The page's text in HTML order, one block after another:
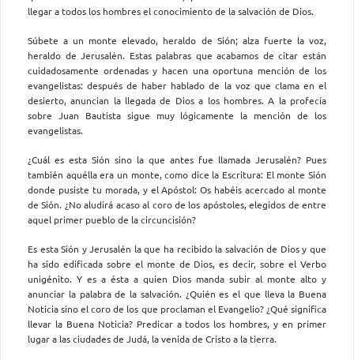
llegar a todos los hombres el conocimiento de la salvación de Dios.
Súbete a un monte elevado, heraldo de Sión; alza fuerte la voz,
heraldo de Jerusalén. Estas palabras que acabamos de citar están
cuidadosamente ordenadas y hacen una oportuna mención de los
evangelistas: después de haber hablado de la voz que clama en el
desierto, anuncian la llegada de Dios a los hombres. A la profecía
sobre Juan Bautista sigue muy lógicamente la mención de los
evangelistas.
¿Cuál es esta Sión sino la que antes fue llamada Jerusalén? Pues
también aquélla era un monte, como dice la Escritura: El monte Sión
donde pusiste tu morada, y el Apóstol: Os habéis acercado al monte
de Sión. ¿No aludirá acaso al coro de los apóstoles, elegidos de entre
aquel primer pueblo de la circuncisión?
Es esta Sión y Jerusalén la que ha recibido la salvación de Dios y que
ha sido edificada sobre el monte de Dios, es decir, sobre el Verbo
unigénito. Y es a ésta a quien Dios manda subir al monte alto y
anunciar la palabra de la salvación. ¿Quién es el que lleva la Buena
Noticia sino el coro de los que proclaman el Evangelio? ¿Qué significa
llevar la Buena Noticia? Predicar a todos los hombres, y en primer
lugar a las ciudades de Judá, la venida de Cristo a la tierra.